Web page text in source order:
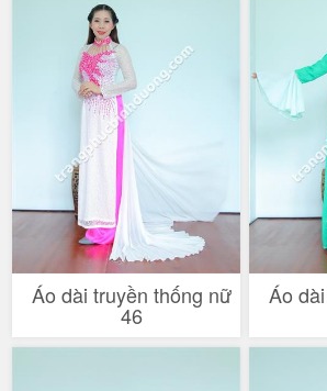
Áo dài truyền thống nữ
46
Áo